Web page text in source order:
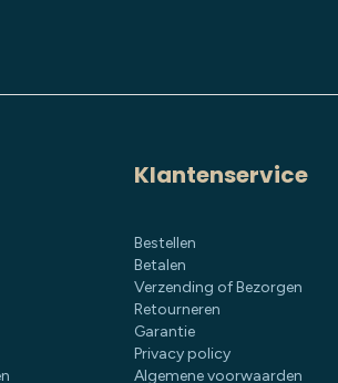
Klantenservice
Bestellen
Betalen
Verzending of Bezorgen
Retourneren
Garantie
Privacy policy
Algemene voorwaarden